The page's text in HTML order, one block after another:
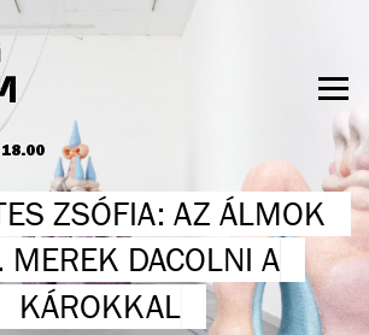
ZSÓFIA: AZ ÁLMOK
MEREK DACOLNI A
KÁROKKAL